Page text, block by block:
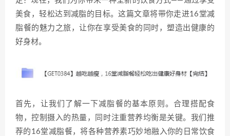
美食，轻松达到减脂的目标。这篇文章将带你走进16堂减
脂餐的魅力之旅，让你在享受美食的同时，塑造出健康的
好身材。
首先，让我们了解一下减脂餐的基本原则。合理搭配食
物，控制摄入的热量，同时注重营养均衡是关键。我们推
荐的16堂减脂餐，将各种营养素巧妙地融入你的日常饮食